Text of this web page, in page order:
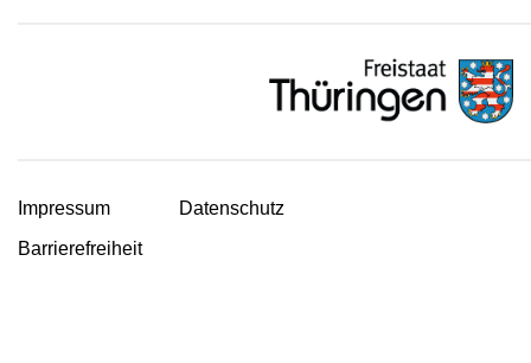
Impressum
Datenschutz
Barrierefreiheit